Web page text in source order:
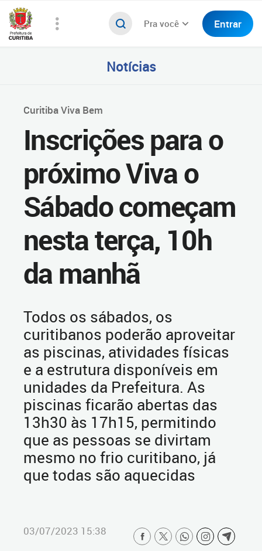
Pra você Entrar
Notícias
Curitiba Viva Bem
Inscrições para o
próximo Viva o
Sábado começam
nesta terça, 10h
da manhã
Todos os sábados, os
curitibanos poderão aproveitar
as piscinas, atividades físicas
e a estrutura disponíveis em
unidades da Prefeitura. As
piscinas ficarão abertas das
13h30 às 17h15, permitindo
que as pessoas se divirtam
mesmo no frio curitibano, já
que todas são aquecidas
03/07/2023 15:38